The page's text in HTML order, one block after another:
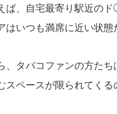
ば、自宅最寄り駅近の
はいつも満席に近い状態
、タバコファンの方たち
スペースが限られてくる